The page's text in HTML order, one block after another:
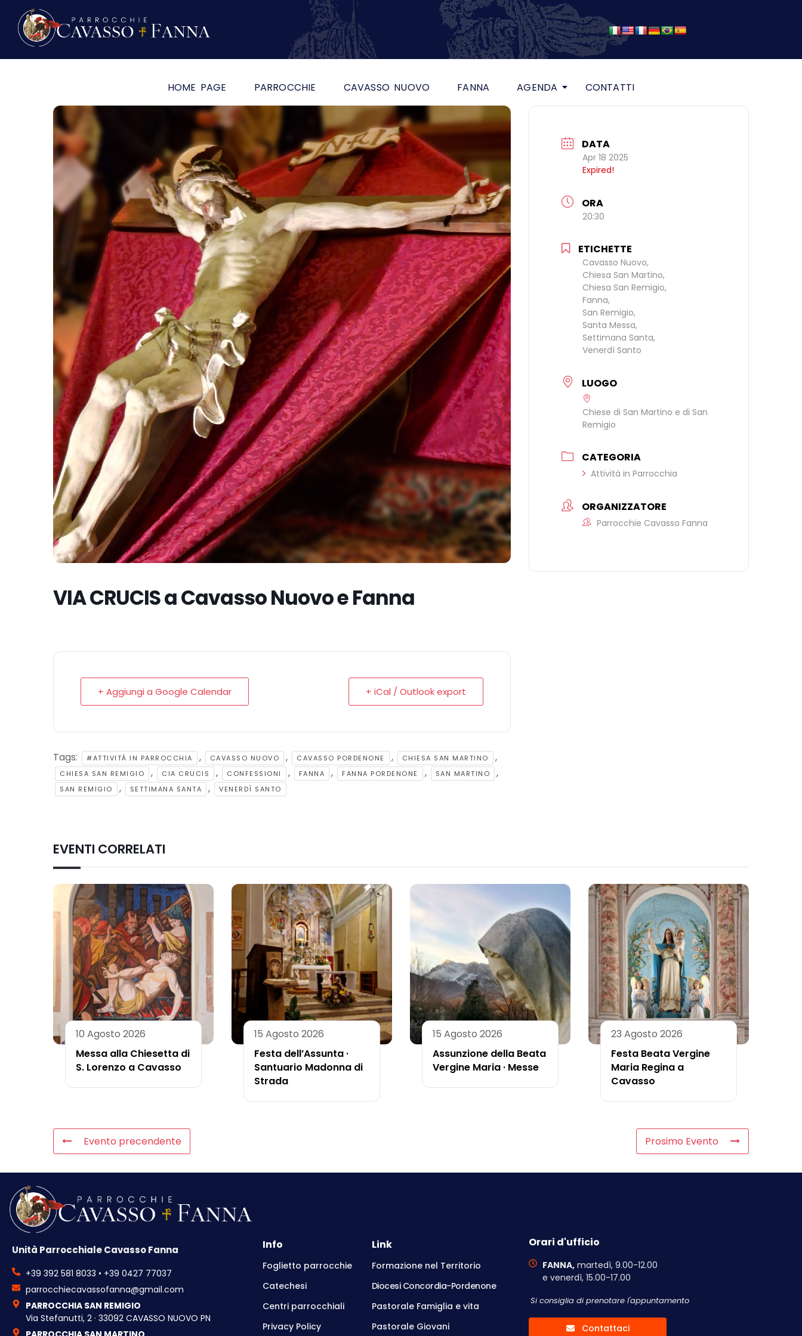
HOME PAGE PARROCCHIE CAVASSO NUOVO FANNA AGENDA CONTATTI
VIA CRUCIS a Cavasso Nuovo e Fanna
+ Aggiungi a Google Calendar + iCal / Outlook export
Tags: #ATTIVITÀ IN PARROCCHIA , CAVASSO NUOVO , CAVASSO PORDENONE , CHIESA SAN MARTINO ,
CHIESA SAN REMIGIO , CIA CRUCIS , CONFESSIONI , FANNA , FANNA PORDENONE , SAN MARTINO ,
SAN REMIGIO , SETTIMANA SANTA , VENERDÌ SANTO
DATA
Apr 18 2025
Expired!
ORA
20:30
ETICHETTE
Cavasso Nuovo,
Chiesa San Martino,
Chiesa San Remigio,
Fanna,
San Remigio,
Santa Messa,
Settimana Santa,
Venerdì Santo
LUOGO
Chiese di San Martino e di San
Remigio
CATEGORIA
Attività in Parrocchia
ORGANIZZATORE
Parrocchie Cavasso Fanna
EVENTI CORRELATI
10 Agosto 2026
Messa alla Chiesetta di
S. Lorenzo a Cavasso
15 Agosto 2026
Festa dell’Assunta ·
Santuario Madonna di
Strada
15 Agosto 2026
Assunzione della Beata
Vergine Maria · Messe
23 Agosto 2026
Festa Beata Vergine
Maria Regina a
Cavasso
Evento precendente Prosimo Evento
Unità Parrocchiale Cavasso Fanna
+39 392 581 8033 • +39 0427 77037
parrocchiecavassofanna@gmail.com
PARROCCHIA SAN REMIGIO
Via Stefanutti, 2 · 33092 CAVASSO NUOVO PN
Info
Foglietto parrocchie
Catechesi
Centri parrocchiali
Privacy Policy
Link
Formazione nel Territorio
Diocesi Concordia-Pordenone
Pastorale Famiglia e vita
Pastorale Giovani
Orari d'ufficio
FANNA,martedì, 9.00-12.00
e venerdì, 15.00-17.00
Si consiglia di prenotare l'appuntamento
Contattaci